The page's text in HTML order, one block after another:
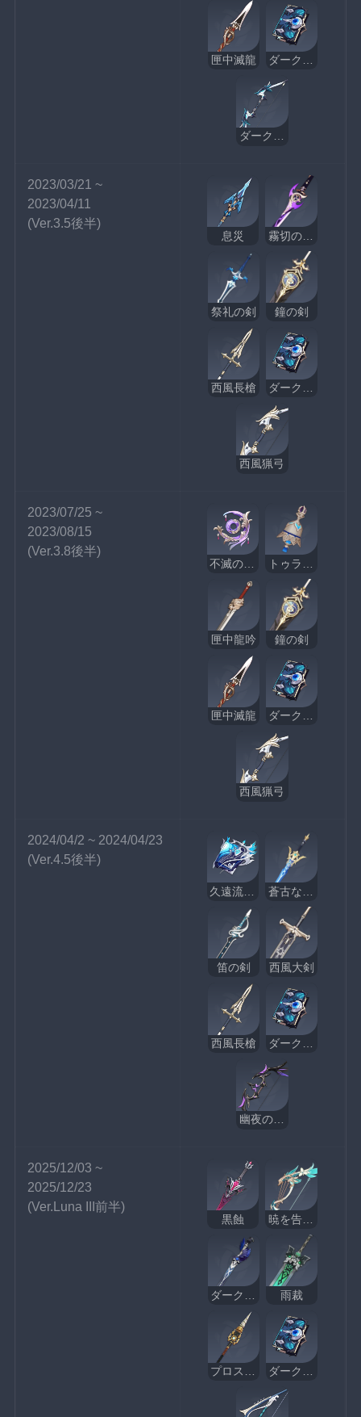
匣中滅龍 ダークアレイの酒と詩
ダークアレイの狩人
2023/03/21 ~
2023/04/11
(Ver.3.5後半)
息災 霧切の廻光
祭礼の剣 鐘の剣
西風長槍 ダークアレイの酒と詩
西風猟弓
2023/07/25 ~
2023/08/15
(Ver.3.8後半)
匣中龍吟 鐘の剣
匣中滅龍 ダークアレイの酒と詩
西風猟弓
2024/04/2 ~ 2024/04/23
(Ver.4.5後半)
笛の剣 西風大剣
西風長槍 ダークアレイの酒と詩
幽夜のワルツ
2025/12/03 ~
2025/12/23
(Ver.Luna III前半)
黒蝕 暁を告げる歴史
雨裁
プロスペクタードリル ダークアレイの酒と詩